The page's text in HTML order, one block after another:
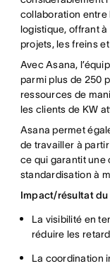
collaboration entre
logistique, offrant
projets, les freins
Avec Asana,
parmi plus de 250
ressources de
les clients de KW
Asana permet
de travailler à
ce qui garantit une
standardisation à
Impact/résultat du
La visibilité en
réduire les
La coordination